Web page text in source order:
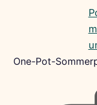
One-Pot-